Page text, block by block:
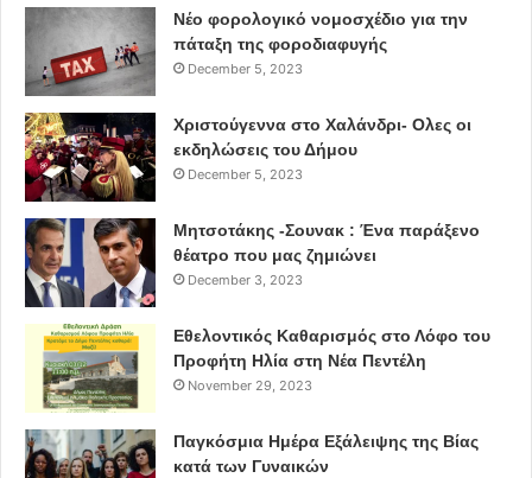
Νέο φορολογικό νομοσχέδιο για την
πάταξη της φοροδιαφυγής
December 5, 2023
Χριστούγεννα στο Χαλάνδρι- Ολες οι
εκδηλώσεις του Δήμου
December 5, 2023
Μητσοτάκης -Σουνακ : Ένα παράξενο
θέατρο που μας ζημιώνει
December 3, 2023
Εθελοντικός Καθαρισμός στο Λόφο του
Προφήτη Ηλία στη Νέα Πεντέλη
November 29, 2023
Παγκόσμια Ημέρα Εξάλειψης της Βίας
κατά των Γυναικών